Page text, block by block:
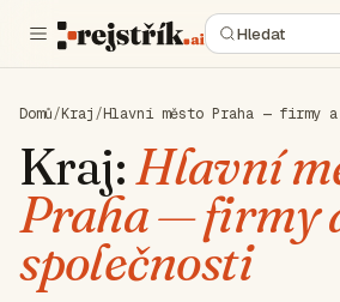
Domů/Kraj/Hlavní město Praha — firmy
Kraj:Hlavní
Praha — firmy
společnosti